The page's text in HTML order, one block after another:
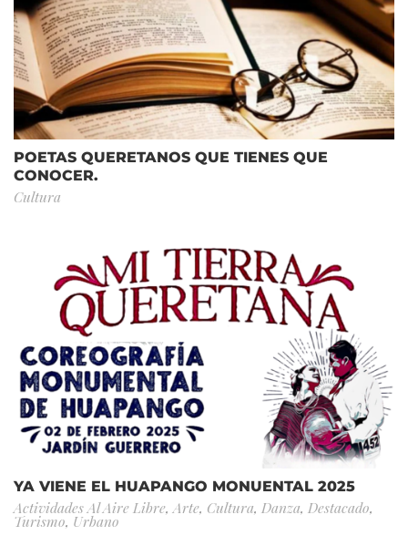
POETAS QUERETANOS QUE TIENES QUE
CONOCER.
Cultura
YA VIENE EL HUAPANGO MONUENTAL 2025
Actividades Al Aire Libre, Arte, Cultura, Danza, Destacado,
Turismo, Urbano